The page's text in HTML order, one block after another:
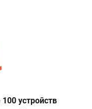
устройств